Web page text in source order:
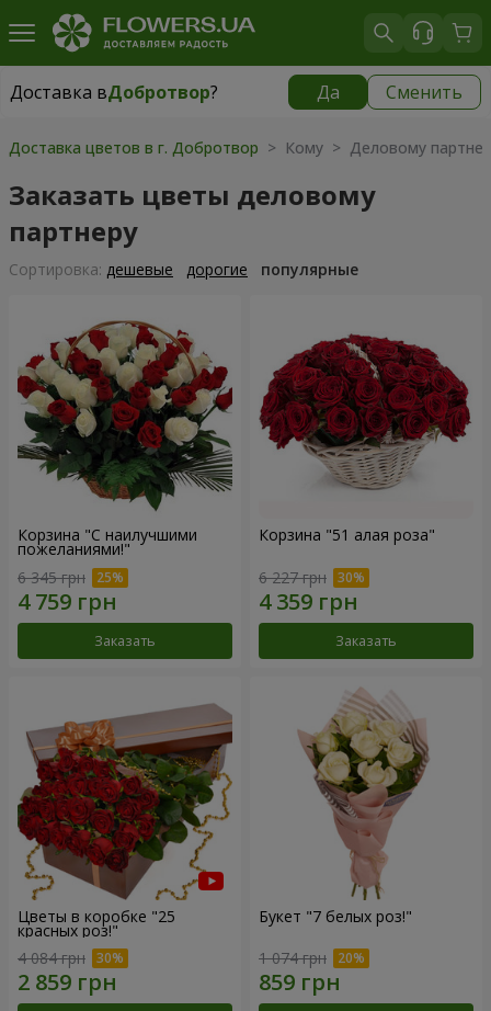
Доставка вДобротвор? Да Сменить
Доставка вДобротвор|
Доставка цветов в г. Добротвор > Кому > Деловому
Заказать цветы деловому
партнеру
Cортировка: дешевые дорогие популярные
Корзина "С наилучшими
пожеланиями!"
6 345 грн
Заказать
Корзина "51 алая роза"
6 227 грн
Заказать
Цветы в коробке "25
красных роз!"
4 084 грн
Букет "7 белых роз!"
1 074 грн